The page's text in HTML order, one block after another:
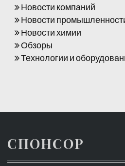
Новости компаний
Новости
Новости химии
Обзоры
Технологии и
СПОНСОР